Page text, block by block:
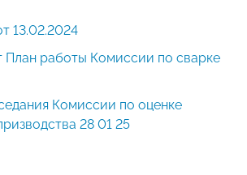
13.02.2024
План работы Комиссии по сварке
Комиссии по оценке
28 01 25